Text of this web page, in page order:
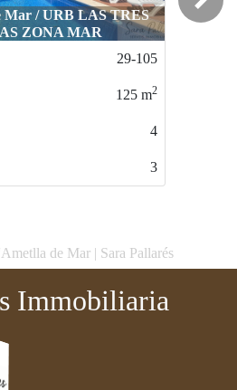
/ URB LAS TRES
MAR
29-105
m2
de Mar / URB LAS TRES
CALAS
Next
de Mar | Sara Pallarés
Immobiliaria